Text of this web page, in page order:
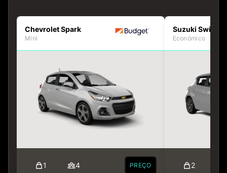
Chevrolet Spark
Mini
1 4 PREÇO
Suzuki Swift
Económico
2